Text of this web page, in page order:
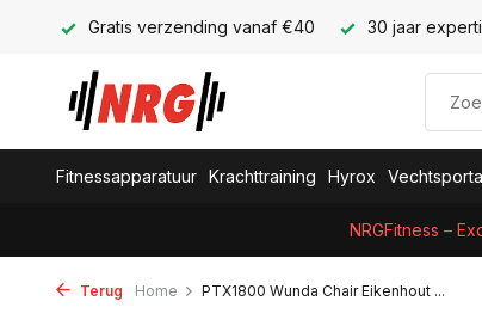
Gratis verzending vanaf €40 30 jaar
Fitnessapparatuur Krachttraining Hyrox
NRGFitness –
Terug Home PTX1800 Wunda Chair Eikenhout ...